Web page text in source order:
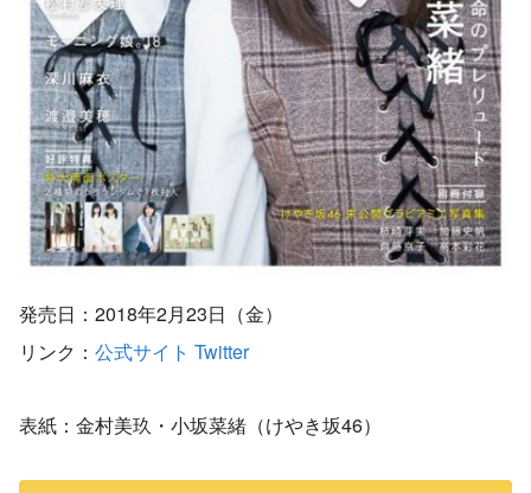
発売日：2018年2月23日（金）
リンク： 公式サイト Twitter
表紙：金村美玖・小坂菜緒（けやき坂46）